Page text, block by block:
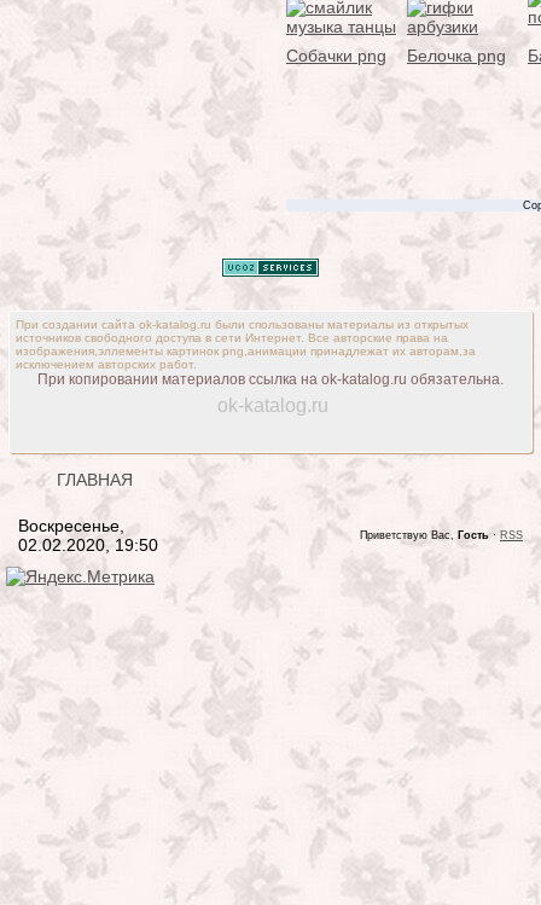
Собачки png Белочка png
При создании сайта ok-katalog.ru были спользованы материалы из открытых
источников свободного доступа в сети Интернет. Все авторские права на
изображения,эллементы картинок png,анимации принадлежат их авторам,за
исключением авторских работ.
При копировании материалов ссылка на ok-katalog.ru обязательна.
ok-katalog.ru
ГЛАВНАЯ
Воскресенье,
02.02.2020, 19:50
Приветствую Вас, Гость · RSS